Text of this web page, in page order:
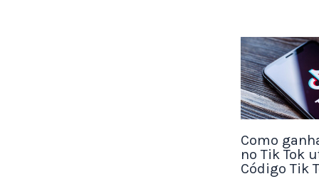
Para
canais,
Como
no Tik Tok
Código Tik